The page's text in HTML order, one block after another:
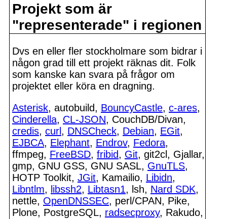
Projekt som är
"representerade" i regionen
Dvs en eller fler stockholmare som bidrar i
någon grad till ett projekt räknas dit. Folk
som kanske kan svara på frågor om
projektet eller köra en dragning.
Asterisk, autobuild, BouncyCastle, c-ares,
Cinderella, CL-JSON, CouchDB/Divan,
credis, curl , DNSCheck, Debian, EGit,
EJBCA, Elephant, Endrov, Fedora,
ffmpeg, FreeBSD, fribid, Git, git2cl, Gjallar,
gmp, GNU GSS, GNU SASL, GnuTLS,
HOTP Toolkit, JGit, Kamailio, Libidn,
Libntlm, libssh2, Libtasn1, lsh, Nard SDK,
nettle, OpenDNSSEC, perl/CPAN, Pike,
Plone, PostgreSQL, radsecproxy, Rakudo,